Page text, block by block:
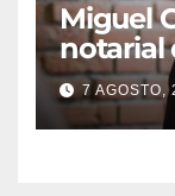
Miguel
notarial
7 AGOSTO,